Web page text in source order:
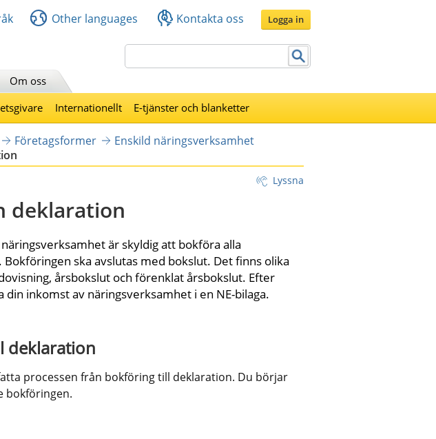
Other languages Kontakta oss Logga in
Om oss
Internationellt E-tjänster och blanketter
Företagsformer
Enskild näringsverksamhet
Lyssna
deklaration
är skyldig att bokföra alla
ska avslutas med bokslut. Det finns olika
årsbokslut och förenklat årsbokslut. Efter
din inkomst av näringsverksamhet i en NE-bilaga.
deklaration
processen från bokföring till deklaration. Du börjar
bokföringen.